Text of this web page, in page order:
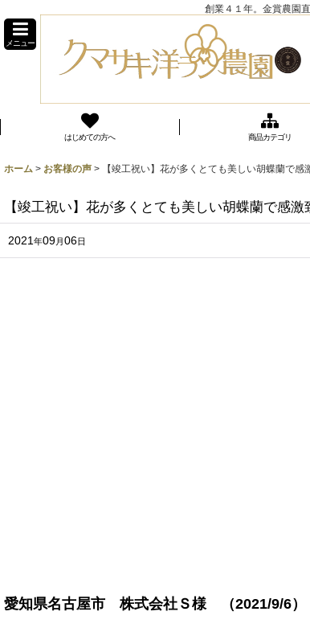
創業４１年。金賞農園
メニュー
はじめての方へ 商品カテゴリ
ホーム > お客様の声 > 【竣工祝い】花が多くとても美しい胡蝶蘭で
【竣工祝い】花が多くとても美しい胡蝶蘭で感
2021 年09月06日
愛知県名古屋市 株式会社Ｓ様 （2021/9/6）